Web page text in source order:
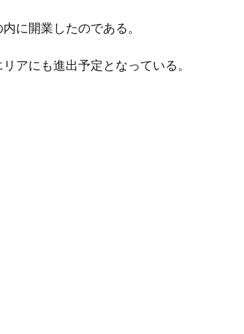
に開業したのである。
アにも進出予定となっている。